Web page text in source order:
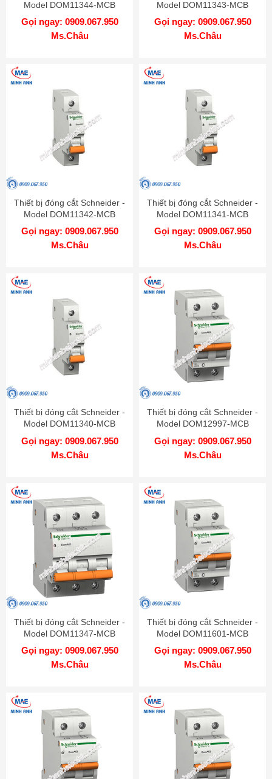
Model DOM11344-MCB
Gọi ngay: 0909.067.950
Ms.Châu
Model DOM11343-MCB
Gọi ngay: 0909.067.950
Ms.Châu
Thiết bị đóng cắt Schneider -
Model DOM11342-MCB
Gọi ngay: 0909.067.950
Ms.Châu
Thiết bị đóng cắt Schneider -
Model DOM11341-MCB
Gọi ngay: 0909.067.950
Ms.Châu
Thiết bị đóng cắt Schneider -
Model DOM11340-MCB
Gọi ngay: 0909.067.950
Ms.Châu
Thiết bị đóng cắt Schneider -
Model DOM12997-MCB
Gọi ngay: 0909.067.950
Ms.Châu
Thiết bị đóng cắt Schneider -
Model DOM11347-MCB
Gọi ngay: 0909.067.950
Ms.Châu
Thiết bị đóng cắt Schneider -
Model DOM11601-MCB
Gọi ngay: 0909.067.950
Ms.Châu